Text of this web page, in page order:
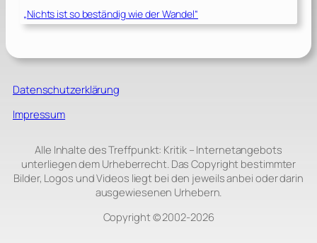
„Nichts ist so beständig wie der Wandel“
Datenschutzerklärung
Impressum
Alle Inhalte des Treffpunkt: Kritik – Internetangebots
unterliegen dem Urheberrecht. Das Copyright bestimmter
Bilder, Logos und Videos liegt bei den jeweils anbei oder darin
ausgewiesenen Urhebern.
Copyright © 2002‑2026